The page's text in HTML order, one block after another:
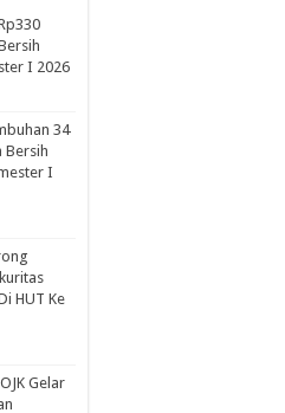
I 2026
34
Bersih
I
HUT Ke
Gelar